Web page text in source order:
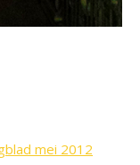
mei 2012